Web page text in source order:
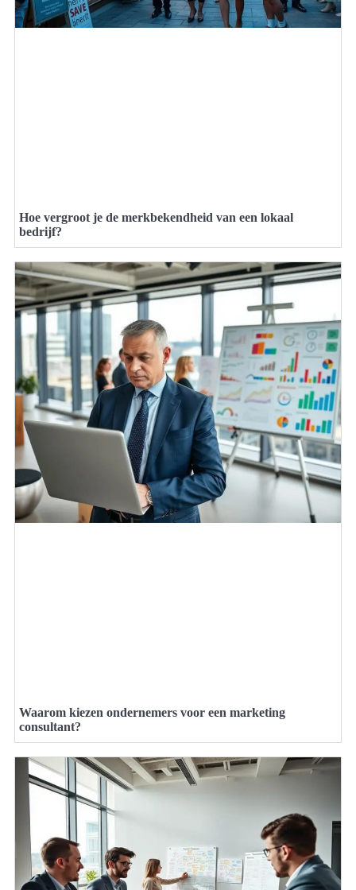
Hoe vergroot je de merkbekendheid van een lokaal
bedrijf?
Waarom kiezen ondernemers voor een marketing
consultant?